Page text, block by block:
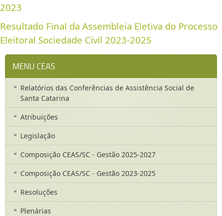
2023
Resultado Final da Assembleia Eletiva do Processo
Eleitoral Sociedade Civil 2023-2025
MENU CEAS
Relatórios das Conferências de Assistência Social de
Santa Catarina
Atribuições
Legislação
Composição CEAS/SC - Gestão 2025-2027
Composição CEAS/SC - Gestão 2023-2025
Resoluções
Plenárias